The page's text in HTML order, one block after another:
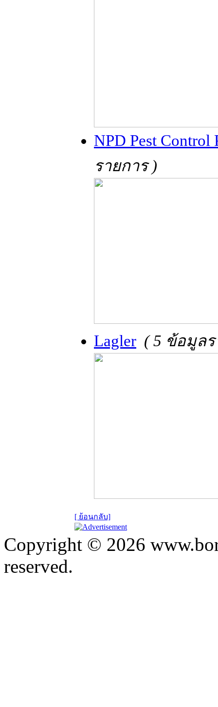
NPD Pest Control
รายการ )
Lagler ( 5 ข้อมูล
[ ย้อนกลับ]
Copyright © 2026
reserved.